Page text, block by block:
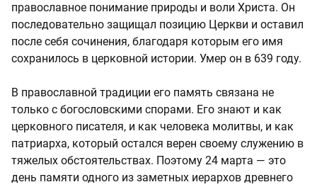
православное понимание природы и воли Христа. Он
последовательно защищал позицию Церкви и оставил
после себя сочинения, благодаря которым его имя
сохранилось в церковной истории. Умер он в 639 году.
В православной традиции его память связана не
только с богословскими спорами. Его знают и как
церковного писателя, и как человека молитвы, и как
патриарха, который остался верен своему служению в
тяжелых обстоятельствах. Поэтому 24 марта — это
день памяти одного из заметных иерархов древнего